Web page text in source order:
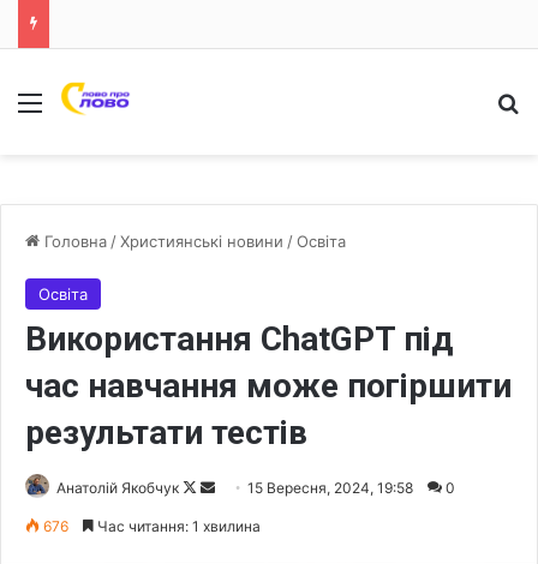
Меню
Головна /Християнські новини /Освіта
Освіта
Використання ChatGPT під
час навчання може погіршити
результати тестів
Анатолій Якобчук
F
15 Вересня, 2024, 19:58 0
676 Час читання: 1 хвилина